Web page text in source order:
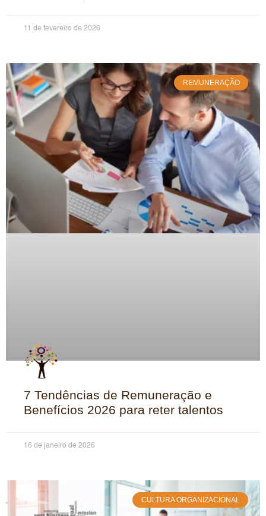
11 de fevereiro de 2026
REMUNERAÇÃO
7 Tendências de Remuneração e
Benefícios 2026 para reter talentos
16 de janeiro de 2026
CULTURA ORGANIZACIONAL